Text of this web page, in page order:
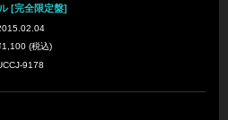
[完全限定盤]
(税込)
9178